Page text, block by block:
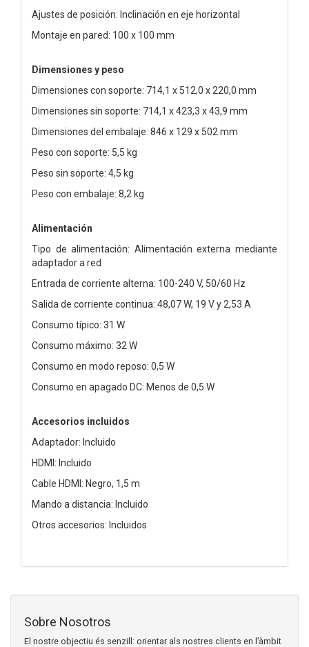
Ajustes de posición: Inclinación en eje horizontal
Montaje en pared: 100 x 100 mm
Dimensiones y peso
Dimensiones con soporte: 714,1 x 512,0 x 220,0 mm
Dimensiones sin soporte: 714,1 x 423,3 x 43,9 mm
Dimensiones del embalaje: 846 x 129 x 502 mm
Peso con soporte: 5,5 kg
Peso sin soporte: 4,5 kg
Peso con embalaje: 8,2 kg
Alimentación
Tipo de alimentación: Alimentación externa mediante
adaptador a red
Entrada de corriente alterna: 100-240 V, 50/60 Hz
Salida de corriente continua: 48,07 W, 19 V y 2,53 A
Consumo típico: 31 W
Consumo máximo: 32 W
Consumo en modo reposo: 0,5 W
Consumo en apagado DC: Menos de 0,5 W
Accesorios incluidos
Adaptador: Incluido
HDMI: Incluido
Cable HDMI: Negro, 1,5 m
Mando a distancia: Incluido
Otros accesorios: Incluidos
Sobre Nosotros
El nostre objectiu és senzill: orientar als nostres clients en l’àmbit